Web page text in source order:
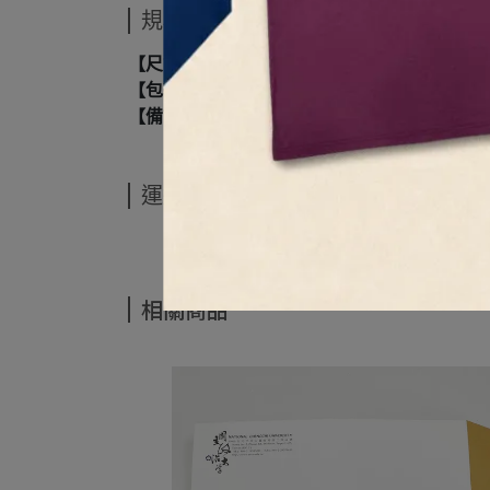
規格說明
【尺寸】旗面24.0x16.0cm
【包裝】透明OPP袋
【備註】含旗桿與底座，手工測量 誤差值1-3
運送方式
相關商品